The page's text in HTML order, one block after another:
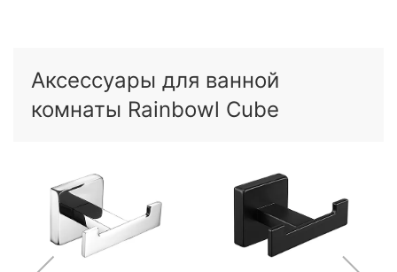
Аксессуары для ванной
комнаты Rainbowl Cube